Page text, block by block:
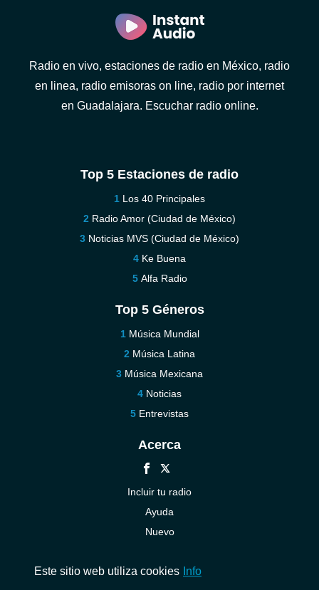
Radio en vivo, estaciones de radio en México, radio
en linea, radio emisoras on line, radio por internet
en Guadalajara. Escuchar radio online.
Top 5 Estaciones de radio
Los 40 Principales
Radio Amor (Ciudad de México)
Noticias MVS (Ciudad de México)
Ke Buena
Alfa Radio
Top 5 Géneros
Música Mundial
Música Latina
Música Mexicana
Noticias
Entrevistas
Acerca
Incluir tu radio
Ayuda
Nuevo
Este sitio web utiliza cookies Info